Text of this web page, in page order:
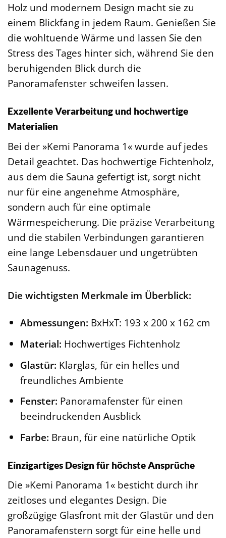
Holz und modernem Design macht sie zu
einem Blickfang in jedem Raum. Genießen Sie
die wohltuende Wärme und lassen Sie den
Stress des Tages hinter sich, während Sie den
beruhigenden Blick durch die
Panoramafenster schweifen lassen.
Exzellente Verarbeitung und hochwertige
Materialien
Bei der »Kemi Panorama 1« wurde auf jedes
Detail geachtet. Das hochwertige Fichtenholz,
aus dem die Sauna gefertigt ist, sorgt nicht
nur für eine angenehme Atmosphäre,
sondern auch für eine optimale
Wärmespeicherung. Die präzise Verarbeitung
und die stabilen Verbindungen garantieren
eine lange Lebensdauer und ungetrübten
Saunagenuss.
Die wichtigsten Merkmale im Überblick:
Abmessungen: BxHxT: 193 x 200 x 162 cm
Material: Hochwertiges Fichtenholz
Glastür: Klarglas, für ein helles und
freundliches Ambiente
Fenster: Panoramafenster für einen
beeindruckenden Ausblick
Farbe: Braun, für eine natürliche Optik
Einzigartiges Design für höchste Ansprüche
Die »Kemi Panorama 1« besticht durch ihr
zeitloses und elegantes Design. Die
großzügige Glasfront mit der Glastür und den
Panoramafenstern sorgt für eine helle und